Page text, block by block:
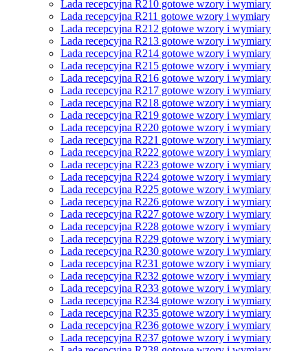
Lada recepcyjna R210 gotowe wzory i wymiary
Lada recepcyjna R211 gotowe wzory i wymiary
Lada recepcyjna R212 gotowe wzory i wymiary
Lada recepcyjna R213 gotowe wzory i wymiary
Lada recepcyjna R214 gotowe wzory i wymiary
Lada recepcyjna R215 gotowe wzory i wymiary
Lada recepcyjna R216 gotowe wzory i wymiary
Lada recepcyjna R217 gotowe wzory i wymiary
Lada recepcyjna R218 gotowe wzory i wymiary
Lada recepcyjna R219 gotowe wzory i wymiary
Lada recepcyjna R220 gotowe wzory i wymiary
Lada recepcyjna R221 gotowe wzory i wymiary
Lada recepcyjna R222 gotowe wzory i wymiary
Lada recepcyjna R223 gotowe wzory i wymiary
Lada recepcyjna R224 gotowe wzory i wymiary
Lada recepcyjna R225 gotowe wzory i wymiary
Lada recepcyjna R226 gotowe wzory i wymiary
Lada recepcyjna R227 gotowe wzory i wymiary
Lada recepcyjna R228 gotowe wzory i wymiary
Lada recepcyjna R229 gotowe wzory i wymiary
Lada recepcyjna R230 gotowe wzory i wymiary
Lada recepcyjna R231 gotowe wzory i wymiary
Lada recepcyjna R232 gotowe wzory i wymiary
Lada recepcyjna R233 gotowe wzory i wymiary
Lada recepcyjna R234 gotowe wzory i wymiary
Lada recepcyjna R235 gotowe wzory i wymiary
Lada recepcyjna R236 gotowe wzory i wymiary
Lada recepcyjna R237 gotowe wzory i wymiary